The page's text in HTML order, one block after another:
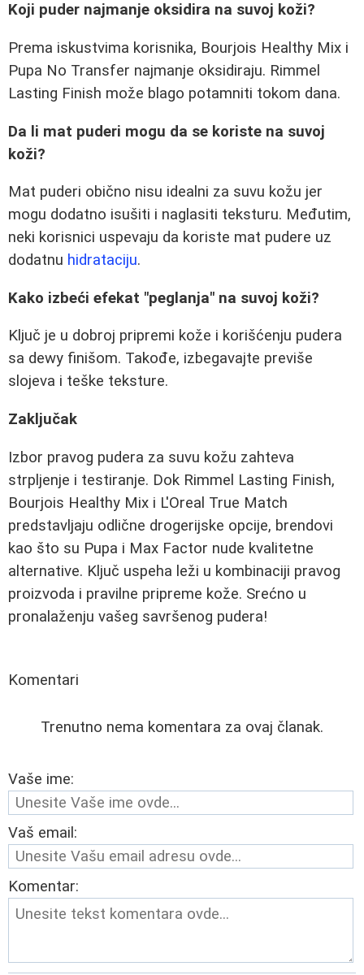
Koji puder najmanje oksidira na suvoj koži?
Prema iskustvima korisnika, Bourjois Healthy Mix i
Pupa No Transfer najmanje oksidiraju. Rimmel
Lasting Finish može blago potamniti tokom dana.
Da li mat puderi mogu da se koriste na suvoj
koži?
Mat puderi obično nisu idealni za suvu kožu jer
mogu dodatno isušiti i naglasiti teksturu. Međutim,
neki korisnici uspevaju da koriste mat pudere uz
dodatnu hidrataciju.
Kako izbeći efekat "peglanja" na suvoj koži?
Ključ je u dobroj pripremi kože i korišćenju pudera
sa dewy finišom. Takođe, izbegavajte previše
slojeva i teške teksture.
Zaključak
Izbor pravog pudera za suvu kožu zahteva
strpljenje i testiranje. Dok Rimmel Lasting Finish,
Bourjois Healthy Mix i L'Oreal True Match
predstavljaju odlične drogerijske opcije, brendovi
kao što su Pupa i Max Factor nude kvalitetne
alternative. Ključ uspeha leži u kombinaciji pravog
proizvoda i pravilne pripreme kože. Srećno u
pronalaženju vašeg savršenog pudera!
Komentari
Trenutno nema komentara za ovaj članak.
Vaše ime:
Vaš email:
Komentar: